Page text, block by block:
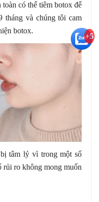
có thể tiêm botox để
tháng và chúng tôi cam
botox.
tâm lý vì trong một số
rủi ro không mong muốn
+5